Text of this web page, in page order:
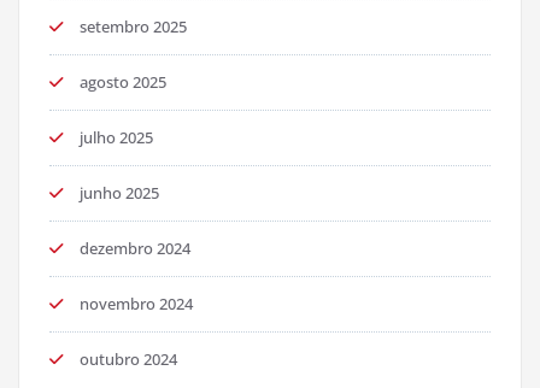
setembro 2025
agosto 2025
julho 2025
junho 2025
dezembro 2024
novembro 2024
outubro 2024